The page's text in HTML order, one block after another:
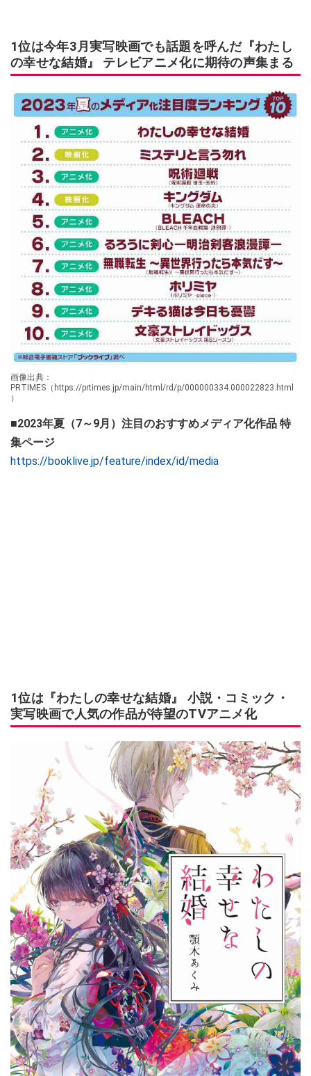
1位は今年3月実写映画でも話題を呼んだ『わたし
の幸せな結婚』 テレビアニメ化に期待の声集まる
画像出典：
PRTIMES（https://prtimes.jp/main/html/rd/p/000000334.000022823.html
）
■2023年夏（7～9月）注目のおすすめメディア化作品 特
集ページ
https://booklive.jp/feature/index/id/media
1位は『わたしの幸せな結婚』 小説・コミック・
実写映画で人気の作品が待望のTVアニメ化